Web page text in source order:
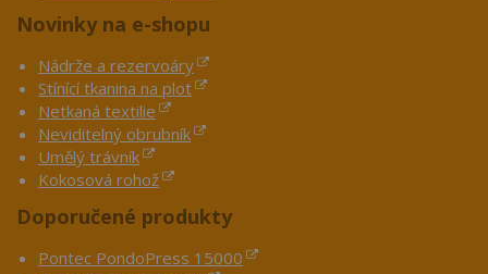
Novinky na e-shopu
Nádrže a rezervoáry
Stínící tkanina na plot
Netkaná textilie
Neviditelný obrubník
Umělý trávník
Kokosová rohož
Doporučené produkty
Pontec PondoPress 15000